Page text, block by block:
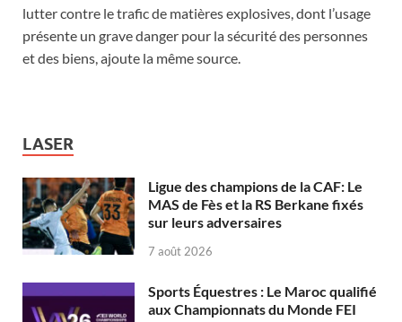
lutter contre le trafic de matières explosives, dont l’usage
présente un grave danger pour la sécurité des personnes
et des biens, ajoute la même source.
LASER
Ligue des champions de la CAF: Le
MAS de Fès et la RS Berkane fixés
sur leurs adversaires
7 août 2026
Sports Équestres : Le Maroc qualifié
aux Championnats du Monde FEI